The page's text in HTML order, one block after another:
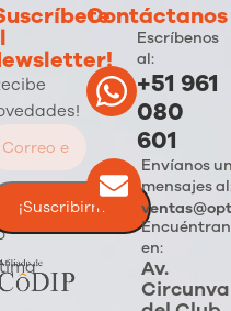
Contáctanos
Escríbenos
al:
+51 961
080
601
Envíanos
mensajes
en:
Av.